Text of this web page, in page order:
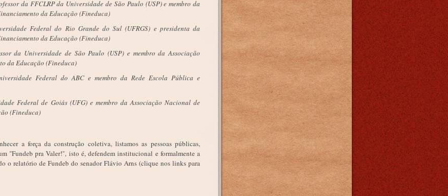
da FFCLRP da Universidade de São Paulo (USP) e membro da
da Educação (Fineduca)
Federal do Rio Grande do Sul (UFRGS) e presidenta da
da Educação (Fineduca)
da Universidade de São Paulo (USP) e membro da Associação
da Educação (Fineduca)
Federal do ABC e membro da Rede Escola Pública e
Federal de Goiás (UFG) e membro da Associação Nacional de
(Fineduca)
a força da construção coletiva, listamos as pessoas públicas,
"Fundeb pra Valer!", isto é, defendem institucional e formalmente a
o relatório de Fundeb do senador Flávio Arns (clique nos links para